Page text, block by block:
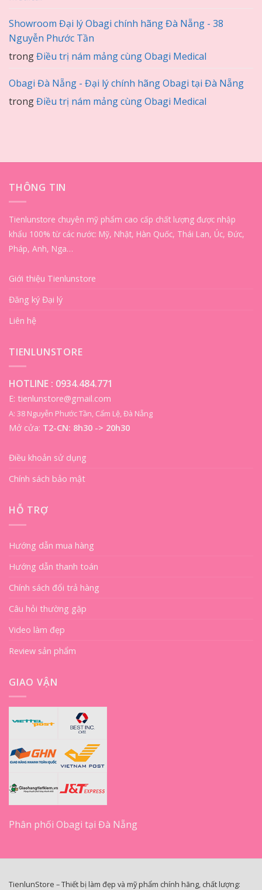
Showroom Đại lý Obagi chính hãng Đà Nẵng - 38
Nguyễn Phước Tần
trongĐiều trị nám mảng cùng Obagi Medical
Obagi Đà Nẵng - Đại lý chính hãng Obagi tại Đà Nẵng
trongĐiều trị nám mảng cùng Obagi Medical
THÔNG TIN
Tienlunstore chuyên mỹ phẩm cao cấp chất lượng được nhập
khẩu 100% từ các nước: Mỹ, Nhật, Hàn Quốc, Thái Lan, Úc, Đức,
Pháp, Anh, Nga…
Giới thiệu Tienlunstore
Đăng ký Đại lý
Liên hệ
TIENLUNSTORE
HOTLINE : 0934.484.771
E: tienlunstore@gmail.com
A: 38 Nguyễn Phước Tần, Cẩm Lệ, Đà Nẵng
Mở cửa: T2-CN: 8h30 -> 20h30
Điều khoản sử dụng
Chính sách bảo mật
HỖ TRỢ
Hướng dẫn mua hàng
Hướng dẫn thanh toán
Chính sách đổi trả hàng
Câu hỏi thường gặp
Video làm đẹp
Review sản phẩm
GIAO VẬN
Phân phối Obagi tại Đà Nẵng
TienlunStore – Thiết bị làm đẹp và mỹ phẩm chính hãng, chất lượng: